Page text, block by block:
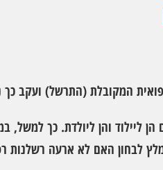
המקובלת (התרשל) ועקב כך
ליילוד והן ליולדת. כך למשל,
לבחון האם לא ארעה רשלנות